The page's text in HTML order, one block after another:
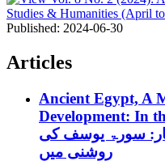
Published: 2024-06-30
Articles
Ancient Egypt, A
Development: In
سورۃ یوسف کی
روشنی میں